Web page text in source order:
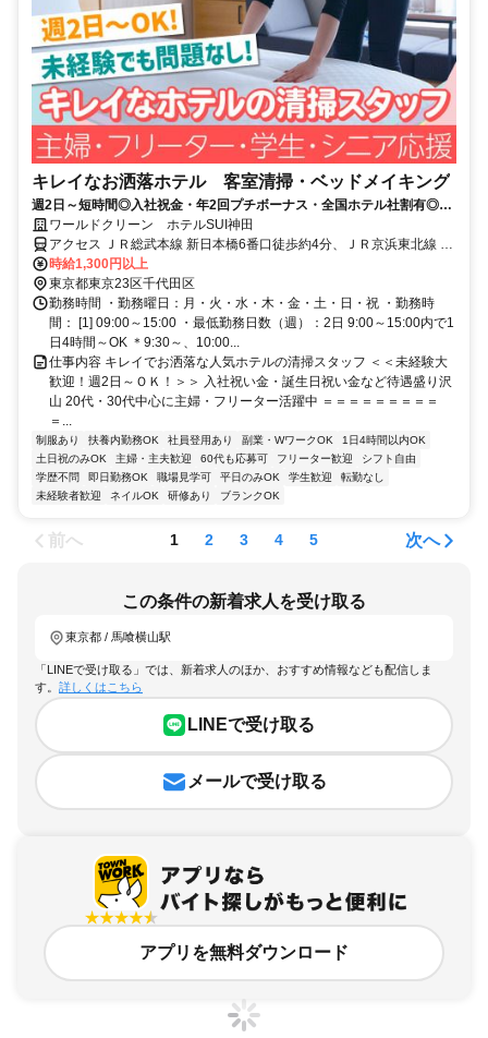
キレイなお洒落ホテル 客室清掃・ベッドメイキング
週2日～短時間◎入社祝金・年2回プチボーナス・全国ホテル社割有◎主
婦・フリーター・学生・シニア活躍中
ワールドクリーン ホテルSUI神田
アクセス ＪＲ総武本線 新日本橋6番口徒歩約4分、ＪＲ京浜東北線 神
田（東京都）南口徒歩約4分、ＪＲ山手線 神田（東京都）南口徒歩約
4分
時給1,300円以上
東京都東京23区千代田区
勤務時間 ・勤務曜日：月・火・水・木・金・土・日・祝 ・勤務時
間： [1] 09:00～15:00 ・最低勤務日数（週）：2日 9:00～15:00内で1
日4時間～OK ＊9:30～、10:00...
仕事内容 キレイでお洒落な人気ホテルの清掃スタッフ ＜＜未経験大
歓迎！週2日～ＯＫ！＞＞ 入社祝い金・誕生日祝い金など待遇盛り沢
山 20代・30代中心に主婦・フリーター活躍中 ＝＝＝＝＝＝＝＝＝
＝...
制服あり 扶養内勤務OK 社員登用あり 副業・WワークOK
1日4時間以内OK
土日祝のみOK
主婦・主夫歓迎 60代も応募可 フリーター歓迎
シフト自由
学歴不問
即日勤務OK 職場見学可 平日のみOK 学生歓迎
転勤なし
未経験者歓迎
ネイルOK 研修あり ブランクOK
前へ 1 2 3 4 5 次へ
この条件の新着求人を受け取る
東京都 / 馬喰横山駅
「LINEで受け取る」では、新着求人のほか、おすすめ情報なども配信しま
す。 詳しくはこちら
LINEで受け取る
メールで受け取る
アプリを無料ダウンロード